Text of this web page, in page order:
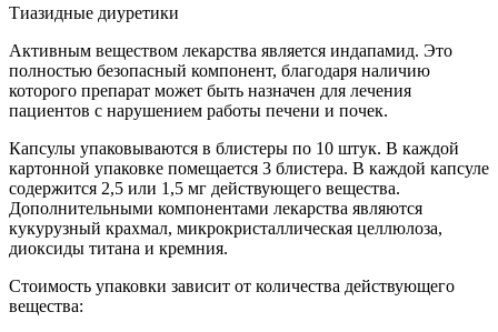
Тиазидные диуретики
Активным веществом лекарства является индапамид. Это
полностью безопасный компонент, благодаря наличию
которого препарат может быть назначен для лечения
пациентов с нарушением работы печени и почек.
Капсулы упаковываются в блистеры по 10 штук. В каждой
картонной упаковке помещается 3 блистера. В каждой капсуле
содержится 2,5 или 1,5 мг действующего вещества.
Дополнительными компонентами лекарства являются
кукурузный крахмал, микрокристаллическая целлюлоза,
диоксиды титана и кремния.
Стоимость упаковки зависит от количества действующего
вещества: